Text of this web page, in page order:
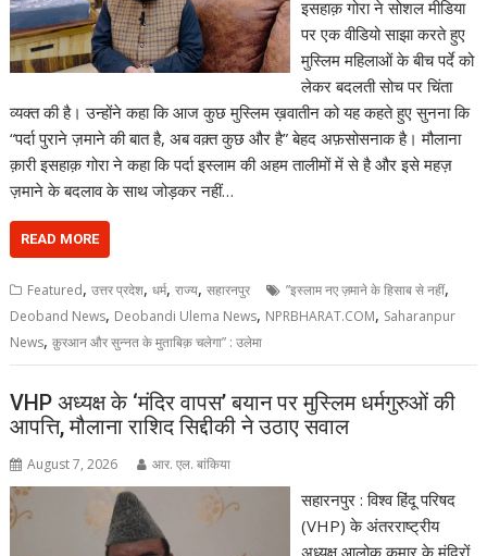
इसहाक़ गोरा ने सोशल मीडिया
पर एक वीडियो साझा करते हुए
मुस्लिम महिलाओं के बीच पर्दे को
लेकर बदलती सोच पर चिंता
व्यक्त की है। उन्होंने कहा कि आज कुछ मुस्लिम ख़वातीन को यह कहते हुए सुनना कि
“पर्दा पुराने ज़माने की बात है, अब वक़्त कुछ और है” बेहद अफ़सोसनाक है। मौलाना
क़ारी इसहाक़ गोरा ने कहा कि पर्दा इस्लाम की अहम तालीमों में से है और इसे महज़
ज़माने के बदलाव के साथ जोड़कर नहीं…
READ MORE
Featured,उत्तर प्रदेश,धर्म,राज्य,सहारनपुर ”इस्लाम नए ज़माने के हिसाब से नहीं,
Deoband News, Deobandi Ulema News, NPRBHARAT.COM, Saharanpur
News,क़ुरआन और सुन्नत के मुताबिक़ चलेगा” : उलेमा
VHP अध्यक्ष के ‘मंदिर वापस’ बयान पर मुस्लिम धर्मगुरुओं की
आपत्ति, मौलाना राशिद सिद्दीकी ने उठाए सवाल
August 7, 2026 आर. एल. बांकिया
सहारनपुर : विश्व हिंदू परिषद
(VHP) के अंतरराष्ट्रीय
अध्यक्ष आलोक कुमार के मंदिरों